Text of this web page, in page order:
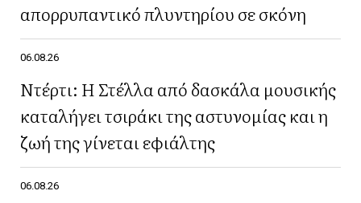
απορρυπαντικό πλυντηρίου σε σκόνη
06.08.26
Ντέρτι: Η Στέλλα από δασκάλα μουσικής
καταλήγει τσιράκι της αστυνομίας και η
ζωή της γίνεται εφιάλτης
06.08.26